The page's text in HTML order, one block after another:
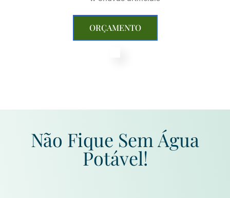
ORÇAMENTO
Não Fique Sem Água
Potável!